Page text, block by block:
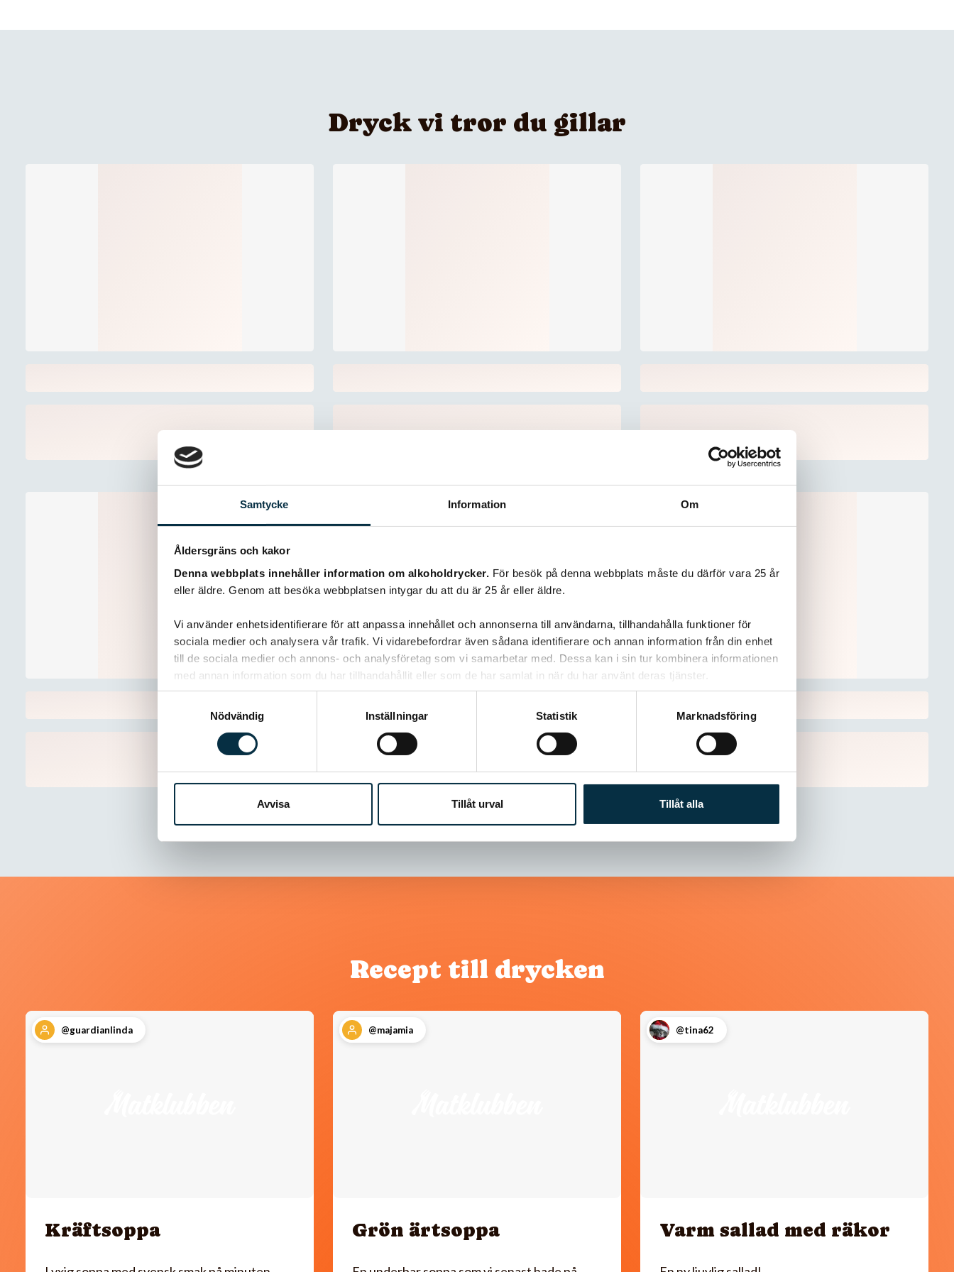
Samtycke Information Om
Åldersgräns och kakor
Denna webbplats innehåller information om alkoholdrycker. För besök på denna webbplats måste du därför vara 25 år
eller äldre. Genom att besöka webbplatsen intygar du att du är 25 år eller äldre.
Vi använder enhetsidentifierare för att anpassa innehållet och annonserna till användarna, tillhandahålla funktioner för
sociala medier och analysera vår trafik. Vi vidarebefordrar även sådana identifierare och annan information från din enhet
till de sociala medier och annons- och analysföretag som vi samarbetar med. Dessa kan i sin tur kombinera informationen
med annan information som du har tillhandahållit eller som de har samlat in när du har använt deras tjänster.
Nödvändig
Inställningar Statistik Marknadsföring
Avvisa Tillåt urval Tillåt alla
Mönstret – Berså
Dryck vi tror du gillar
Recept till drycken
@guardianlinda
Kräftsoppa
@majamia
Grön ärtsoppa
@tina62
Varm sallad med räkor